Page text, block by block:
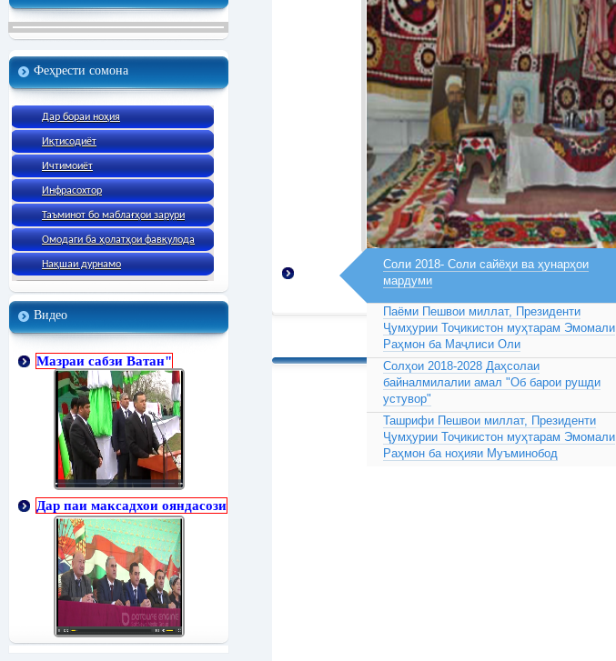
Феҳрести сомона
Дар бораи ноҳия
Иқтисодиёт
Ичтимоиёт
Инфрасохтор
Таъминот бо маблағҳои зарури
Омодаги ба ҳолатҳои фавқулода
Нақшаи дурнамо
Видео
Мазраи сабзи Ватан"
Дар паи максадхои ояндасози
Соли 2018- Соли сайёҳи ва ҳунарҳои
мардуми
Паёми Пешвои миллат, Президенти
Ҷумҳурии Тоҷикистон муҳтарам Эмомали
Раҳмон ба Маҷлиси Оли
Солҳои 2018-2028 Даҳсолаи
байналмилалии амал "Об барои рушди
устувор"
Ташрифи Пешвои миллат, Президенти
Ҷумҳурии Тоҷикистон муҳтарам Эмомали
Раҳмон ба ноҳияи Муъминобод